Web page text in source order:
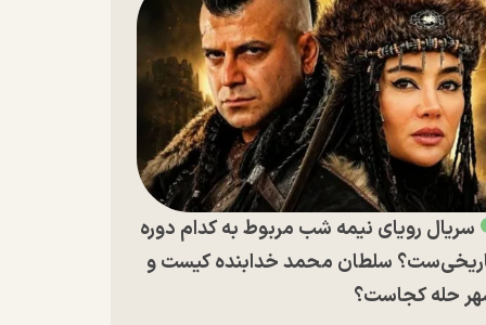
سریال رویای نیمه شب مربوط به کدام دوره
سلطان محمد خدابنده کیست و
حله کجاست؟